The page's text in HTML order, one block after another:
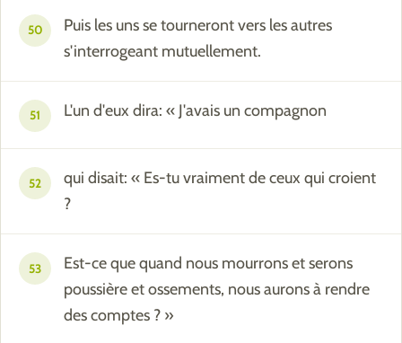
50
Puis les uns se tourneront vers les autres
s'interrogeant mutuellement.
51 L'un d'eux dira: « J'avais un compagnon
52
qui disait: « Es-tu vraiment de ceux qui croient
?
53
Est-ce que quand nous mourrons et serons
poussière et ossements, nous aurons à rendre
des comptes ? »